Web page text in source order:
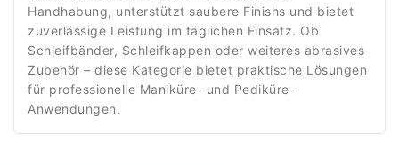
Handhabung, unterstützt saubere Finishs und bietet
zuverlässige Leistung im täglichen Einsatz. Ob
Schleifbänder, Schleifkappen oder weiteres abrasives
Zubehör – diese Kategorie bietet praktische Lösungen
für professionelle Maniküre- und Pediküre-
Anwendungen.